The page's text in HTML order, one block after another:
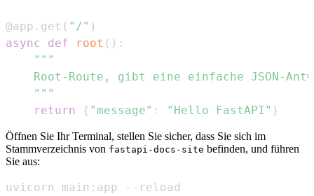
@app . get ( "/" )
async
def root ( ) :
    """
return
{ "message" : "Hello FastAPI" }
Öffnen Sie Ihr Terminal, stellen Sie sicher, dass Sie sich im
Stammverzeichnis von fastapi-docs-site befinden, und führen
Sie aus:
uvicorn main:app --reload